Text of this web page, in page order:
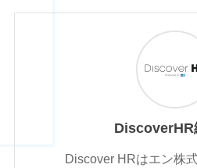
DiscoverHR
Discover HRはエン株